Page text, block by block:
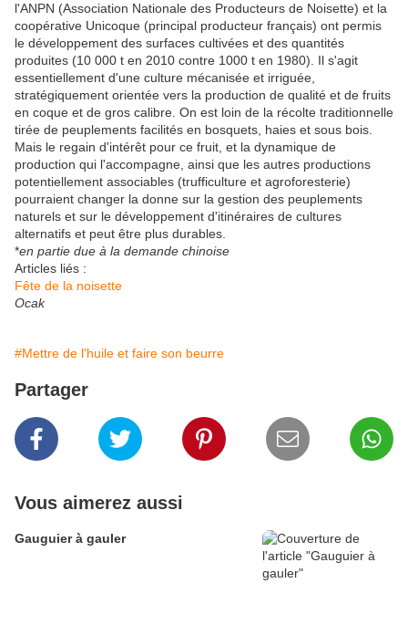
l'ANPN (Association Nationale des Producteurs de Noisette) et la
coopérative Unicoque (principal producteur français) ont permis
le développement des surfaces cultivées et des quantités
produites (10 000 t en 2010 contre 1000 t en 1980). Il s'agit
essentiellement d'une culture mécanisée et irriguée,
stratégiquement orientée vers la production de qualité et de fruits
en coque et de gros calibre. On est loin de la récolte traditionnelle
tirée de peuplements facilités en bosquets, haies et sous bois.
Mais le regain d'intérêt pour ce fruit, et la dynamique de
production qui l'accompagne, ainsi que les autres productions
potentiellement associables (trufficulture et agroforesterie)
pourraient changer la donne sur la gestion des peuplements
naturels et sur le développement d'itinéraires de cultures
alternatifs et peut être plus durables.
*en partie due à la demande chinoise
Articles liés :
Fête de la noisette
Ocak
#Mettre de l'huile et faire son beurre
Partager
Vous aimerez aussi
Gauguier à gauler